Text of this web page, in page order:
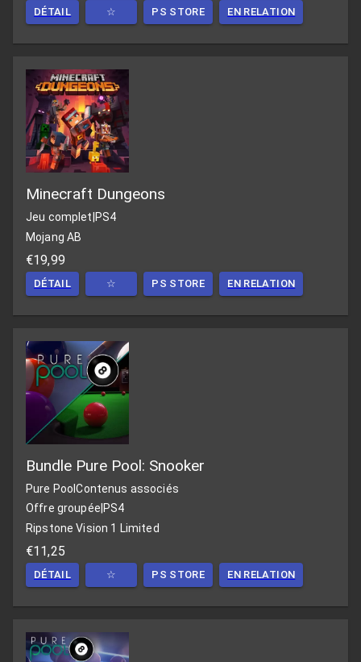
DÉTAIL ☆ PS STORE EN RELATION
Minecraft Dungeons
Jeu complet PS4
Mojang AB
€19,99
DÉTAIL ☆ PS STORE EN RELATION
Bundle Pure Pool: Snooker
Pure PoolContenus associés
Offre groupée PS4
Ripstone Vision 1 Limited
€11,25
DÉTAIL ☆ PS STORE EN RELATION